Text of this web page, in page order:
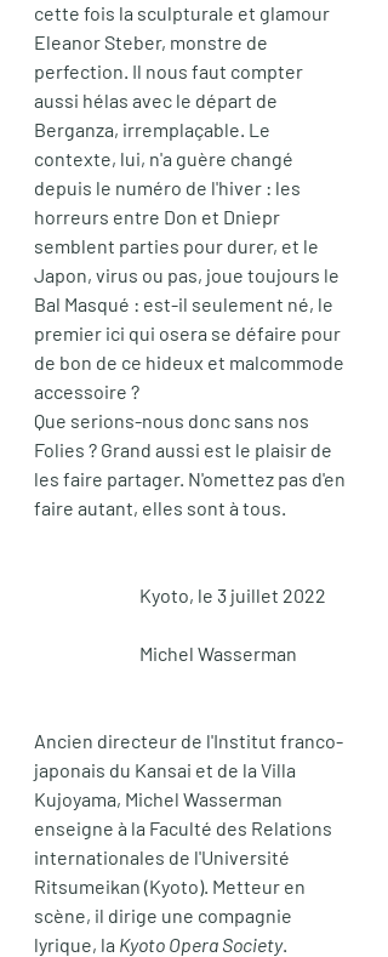
cette fois la sculpturale et glamour
Eleanor Steber, monstre de
perfection. Il nous faut compter
aussi hélas avec le départ de
Berganza, irremplaçable. Le
contexte, lui, n'a guère changé
depuis le numéro de l'hiver : les
horreurs entre Don et Dniepr
semblent parties pour durer, et le
Japon, virus ou pas, joue toujours le
Bal Masqué : est-il seulement né, le
premier ici qui osera se défaire pour
de bon de ce hideux et malcommode
accessoire ?
Que serions-nous donc sans nos
Folies ? Grand aussi est le plaisir de
les faire partager. N'omettez pas d'en
faire autant, elles sont à tous.
                             Kyoto, le 3 juillet 2022
                             Michel Wasserman
Ancien directeur de l'Institut franco-
japonais du Kansai et de la Villa
Kujoyama, Michel Wasserman
enseigne à la Faculté des Relations
internationales de l'Université
Ritsumeikan (Kyoto). Metteur en
scène, il dirige une compagnie
lyrique, la Kyoto Opera Society.